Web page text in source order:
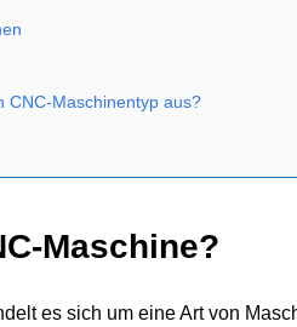
CNC-Maschinentyp aus?
Maschine?
es sich um eine Art von